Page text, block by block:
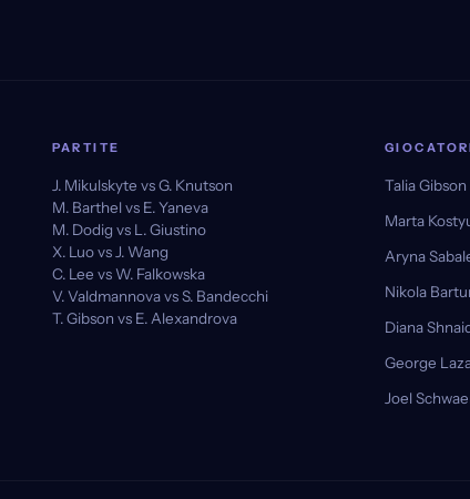
PARTITE
J. Mikulskyte vs G. Knutson
M. Barthel vs E. Yaneva
M. Dodig vs L. Giustino
X. Luo vs J. Wang
C. Lee vs W. Falkowska
V. Valdmannova vs S. Bandecchi
T. Gibson vs E. Alexandrova
Talia Gibson
Marta
Aryna
Nikola
Diana
George
Joel